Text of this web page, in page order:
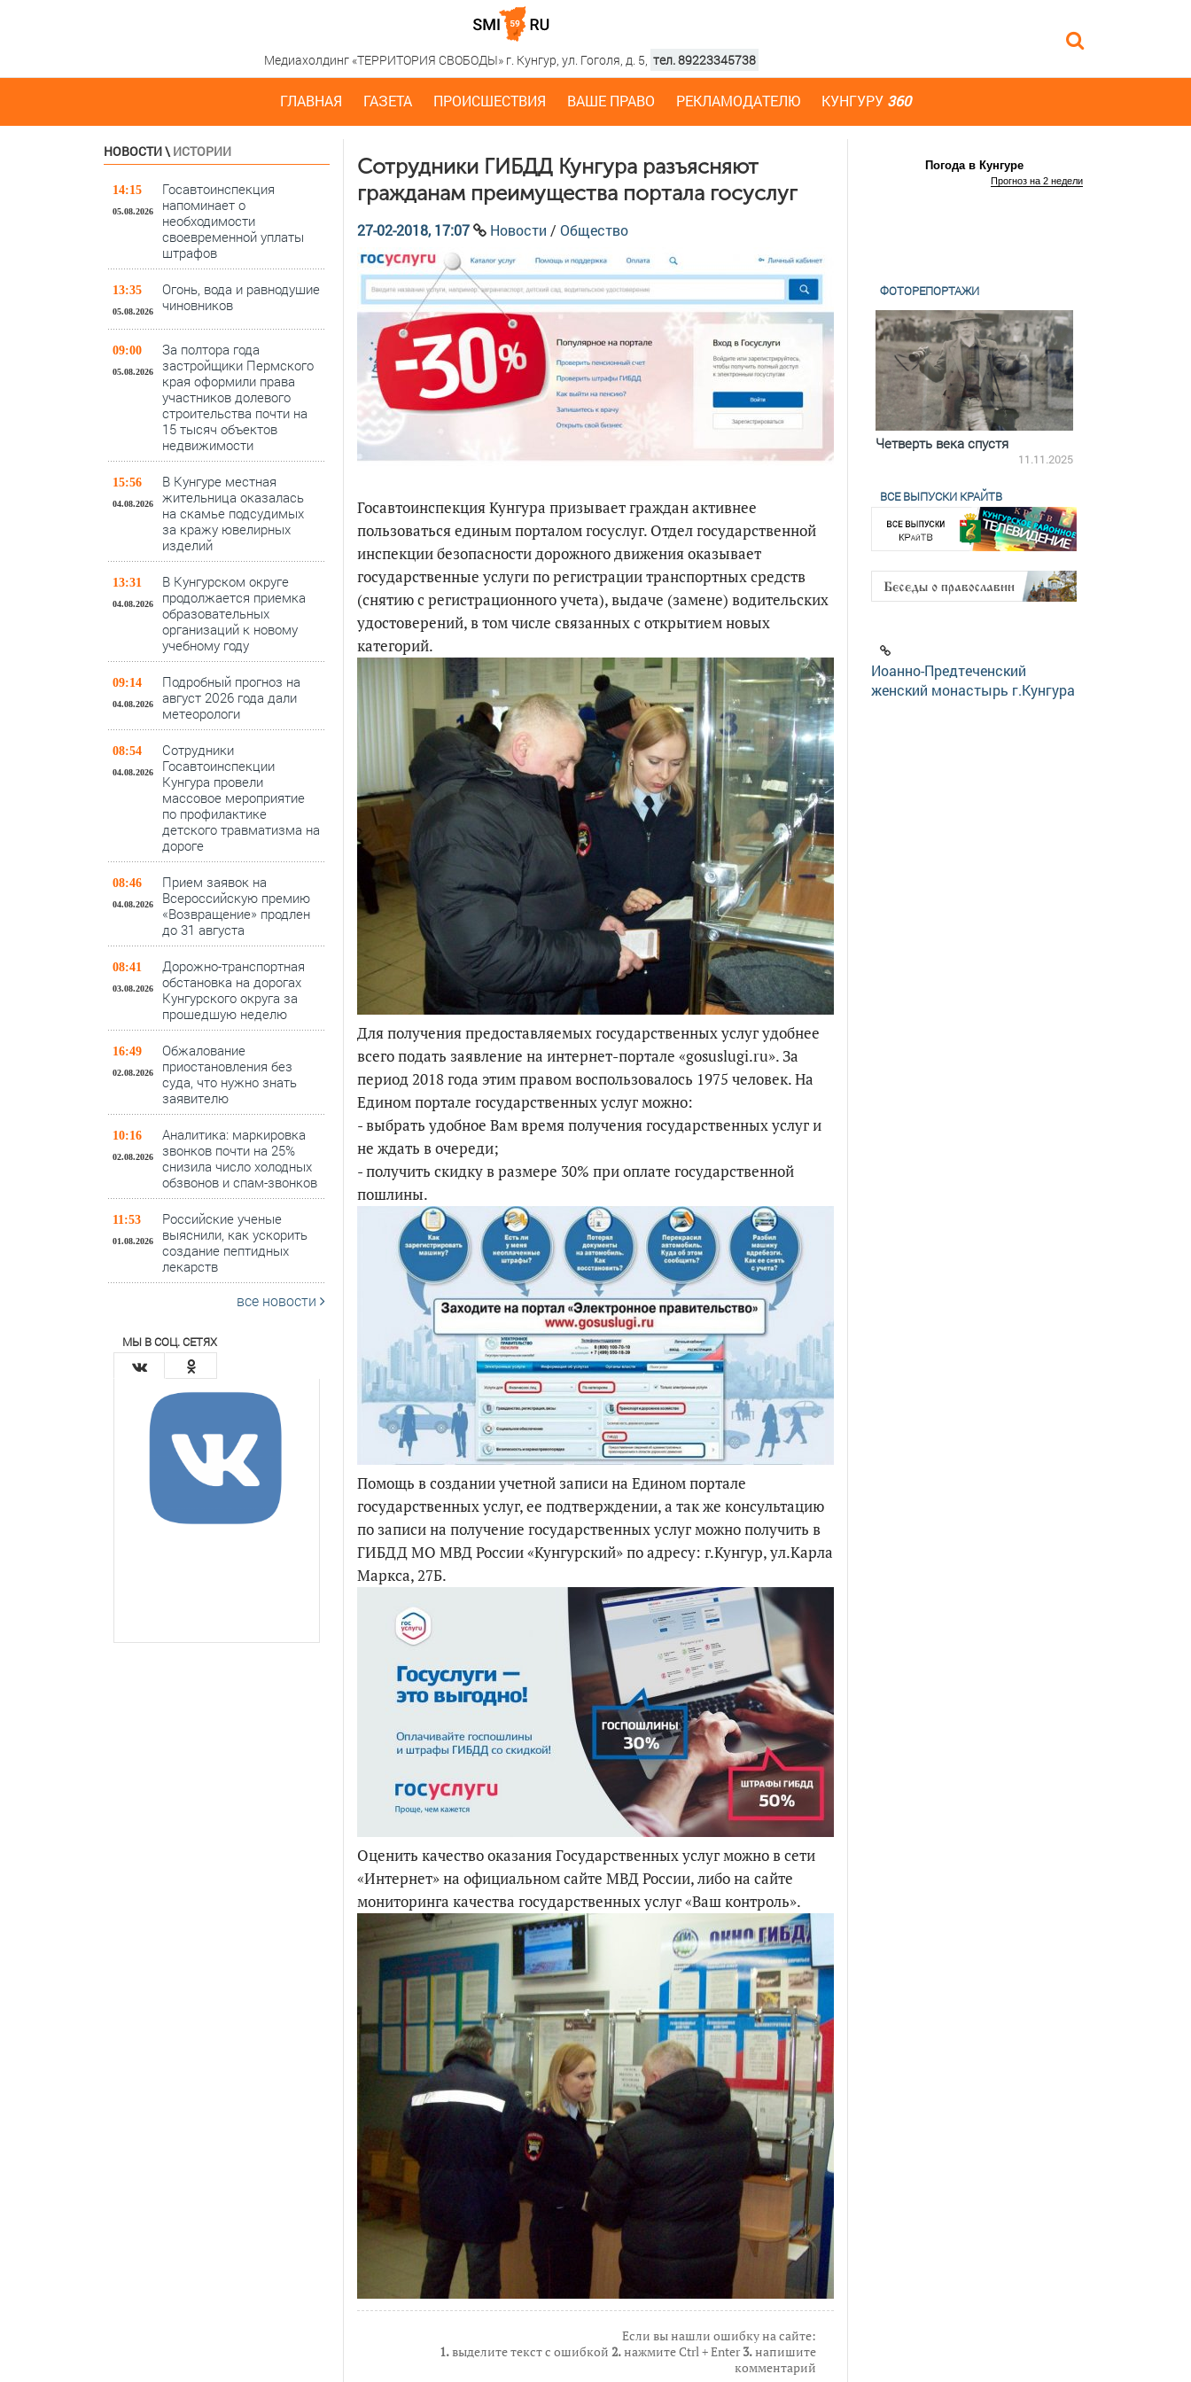
Медиахолдинг «ТЕРРИТОРИЯ СВОБОДЫ» г. Кунгур, ул. Гоголя, д. 5, тел. 89223345738
ГЛАВНАЯ ГАЗЕТА ПРОИСШЕСТВИЯ ВАШЕ ПРАВО РЕКЛАМОДАТЕЛЮ КУНГУРУ 360
НОВОСТИ\ ИСТОРИИ
14:15
05.08.2026
Госавтоинспекция
напоминает о
необходимости
своевременной уплаты
штрафов
13:35
05.08.2026
Огонь, вода и равнодушие
чиновников
09:00
05.08.2026
За полтора года
застройщики Пермского
края оформили права
участников долевого
строительства почти на
15 тысяч объектов
недвижимости
15:56
04.08.2026
В Кунгуре местная
жительница оказалась
на скамье подсудимых
за кражу ювелирных
изделий
13:31
04.08.2026
В Кунгурском округе
продолжается приемка
образовательных
организаций к новому
учебному году
09:14
04.08.2026
Подробный прогноз на
август 2026 года дали
метеорологи
08:54
04.08.2026
Сотрудники
Госавтоинспекции
Кунгура провели
массовое мероприятие
по профилактике
детского травматизма на
дороге
08:46
04.08.2026
Прием заявок на
Всероссийскую премию
«Возвращение» продлен
до 31 августа
08:41
03.08.2026
Дорожно-транспортная
обстановка на дорогах
Кунгурского округа за
прошедшую неделю
16:49
02.08.2026
Обжалование
приостановления без
суда, что нужно знать
заявителю
10:16
02.08.2026
Аналитика: маркировка
звонков почти на 25%
снизила число холодных
обзвонов и спам-звонков
11:53
01.08.2026
Российские ученые
выяснили, как ускорить
создание пептидных
лекарств
все новости
МЫ В СОЦ. СЕТЯХ
Сотрудники ГИБДД Кунгура разъясняют
гражданам преимущества портала госуслуг
27-02-2018, 17:07 Новости / Общество
Госавтоинспекция Кунгура призывает граждан активнее
пользоваться единым порталом госуслуг. Отдел государственной
инспекции безопасности дорожного движения оказывает
государственные услуги по регистрации транспортных средств
(снятию с регистрационного учета), выдаче (замене) водительских
удостоверений, в том числе связанных с открытием новых
категорий.
Для получения предоставляемых государственных услуг удобнее
всего подать заявление на интернет-портале «gosuslugi.ru». За
период 2018 года этим правом воспользовалось 1975 человек. На
Едином портале государственных услуг можно:
- выбрать удобное Вам время получения государственных услуг и
не ждать в очереди;
- получить скидку в размере 30% при оплате государственной
пошлины.
Помощь в создании учетной записи на Едином портале
государственных услуг, ее подтверждении, а так же консультацию
по записи на получение государственных услуг можно получить в
ГИБДД МО МВД России «Кунгурский» по адресу: г.Кунгур, ул.Карла
Маркса, 27Б.
Оценить качество оказания Государственных услуг можно в сети
«Интернет» на официальном сайте МВД России, либо на сайте
мониторинга качества государственных услуг «Ваш контроль».
Если вы нашли ошибку на сайте:
1.выделите текст с ошибкой 2.нажмите Ctrl + Enter3.напишите
комментарий
Погода в Кунгуре
Прогноз на 2 недели
ФОТОРЕПОРТАЖИ
18.12.2025
Четверть века спустя
11.11.2025
ВСЕ ВЫПУСКИ КРАЙТВ
Иоанно-Предтеченский
женский монастырь г.Кунгура